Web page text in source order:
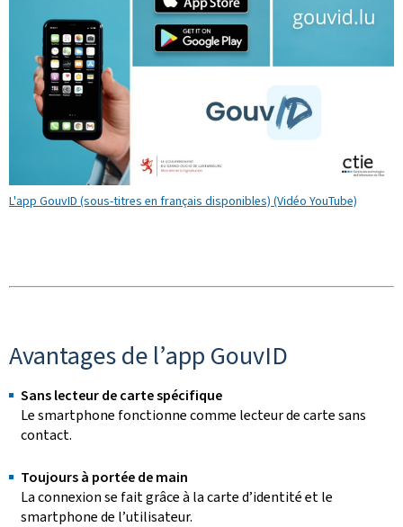
L'app GouvID (sous-titres en français disponibles) (Vidéo YouTube)
Avantages de l’app GouvID
Sans lecteur de carte spécifique
Lesmartphone fonctionne comme lecteur de carte sans
contact.
Toujours à portée de main
La connexion se fait grâce à la carte d’identité et le
smartphonede l’utilisateur.